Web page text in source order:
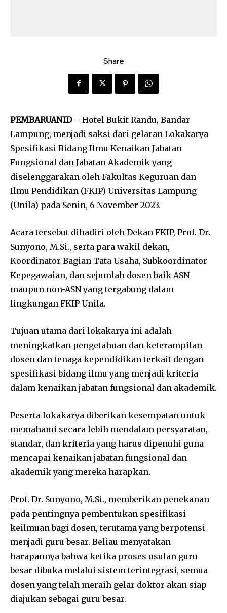
Share
PEMBARUANID– Hotel Bukit Randu, Bandar
Lampung, menjadi saksi dari gelaran Lokakarya
Spesifikasi Bidang Ilmu Kenaikan Jabatan
Fungsional dan Jabatan Akademik yang
diselenggarakan oleh Fakultas Keguruan dan
Ilmu Pendidikan (FKIP) Universitas Lampung
(Unila) pada Senin, 6 November 2023.
Acara tersebut dihadiri oleh Dekan FKIP, Prof. Dr.
Sunyono, M.Si., serta para wakil dekan,
Koordinator Bagian Tata Usaha, Subkoordinator
Kepegawaian, dan sejumlah dosen baik ASN
maupun non-ASN yang tergabung dalam
lingkungan FKIP Unila.
Tujuan utama dari lokakarya ini adalah
meningkatkan pengetahuan dan keterampilan
dosen dan tenaga kependidikan terkait dengan
spesifikasi bidang ilmu yang menjadi kriteria
dalam kenaikan jabatan fungsional dan akademik.
Peserta lokakarya diberikan kesempatan untuk
memahami secara lebih mendalam persyaratan,
standar, dan kriteria yang harus dipenuhi guna
mencapai kenaikan jabatan fungsional dan
akademik yang mereka harapkan.
Prof. Dr. Sunyono, M.Si., memberikan penekanan
pada pentingnya pembentukan spesifikasi
keilmuan bagi dosen, terutama yang berpotensi
menjadi guru besar. Beliau menyatakan
harapannya bahwa ketika proses usulan guru
besar dibuka melalui sistem terintegrasi, semua
dosen yang telah meraih gelar doktor akan siap
diajukan sebagai guru besar.